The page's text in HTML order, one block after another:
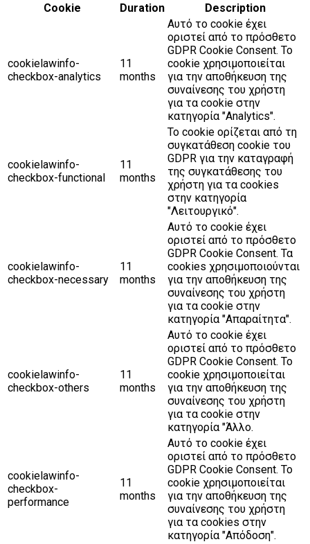
Cookie
Duration Description
cookielawinfo-
checkbox-analytics
11
months
Αυτό το cookie έχει
οριστεί από το πρόσθετο
GDPR Cookie Consent. Το
cookie χρησιμοποιείται
για την αποθήκευση της
συναίνεσης του χρήστη
για τα cookie στην
κατηγορία "Analytics".
cookielawinfo-
checkbox-functional
11
months
Το cookie ορίζεται από τη
συγκατάθεση cookie του
GDPR για την καταγραφή
της συγκατάθεσης του
χρήστη για τα cookies
στην κατηγορία
"Λειτουργικό".
cookielawinfo-
checkbox-necessary
11
months
Αυτό το cookie έχει
οριστεί από το πρόσθετο
GDPR Cookie Consent. Τα
cookies χρησιμοποιούνται
για την αποθήκευση της
συναίνεσης του χρήστη
για τα cookie στην
κατηγορία "Απαραίτητα".
cookielawinfo-
checkbox-others
11
months
Αυτό το cookie έχει
οριστεί από το πρόσθετο
GDPR Cookie Consent. Το
cookie χρησιμοποιείται
για την αποθήκευση της
συναίνεσης του χρήστη
για τα cookie στην
κατηγορία "Άλλο.
cookielawinfo-
checkbox-
performance
11
months
Αυτό το cookie έχει
οριστεί από το πρόσθετο
GDPR Cookie Consent. Το
cookie χρησιμοποιείται
για την αποθήκευση της
συναίνεσης του χρήστη
για τα cookies στην
κατηγορία "Απόδοση".